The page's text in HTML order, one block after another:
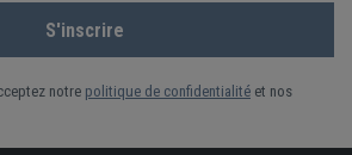
notre politique de confidentialité et nos